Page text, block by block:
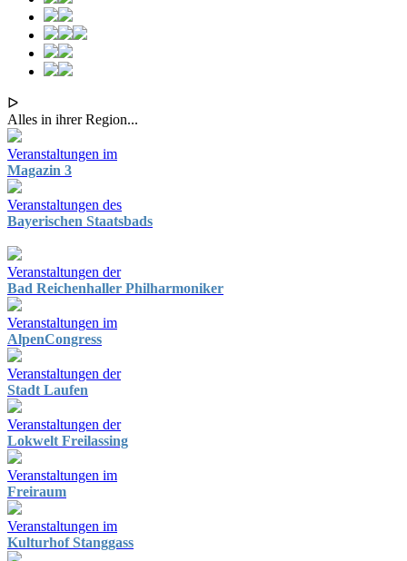
ᐅ
Alles in ihrer Region...
Veranstaltungen im
Magazin 3
Veranstaltungen des
Bayerischen Staatsbads
Veranstaltungen der
Bad Reichenhaller Philharmoniker
Veranstaltungen im
AlpenCongress
Veranstaltungen der
Stadt Laufen
Veranstaltungen der
Lokwelt Freilassing
Veranstaltungen im
Freiraum
Veranstaltungen im
Kulturhof Stanggass